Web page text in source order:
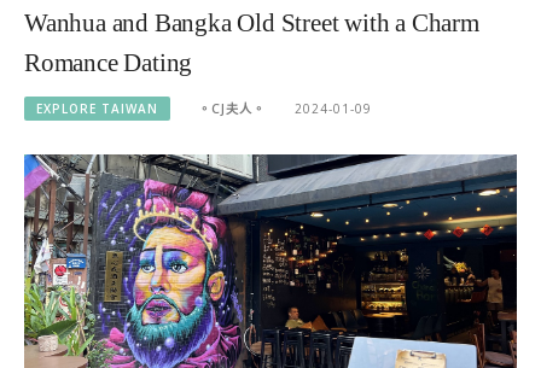
Wanhua and Bangka Old Street with a Charm
Romance Dating
EXPLORE TAIWAN 。CJ夫人。 2024-01-09